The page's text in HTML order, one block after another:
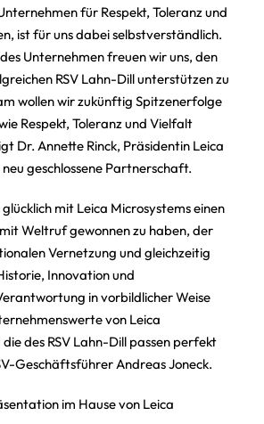
für Respekt, Toleranz und
ist für uns dabei selbstverständlich.
Unternehmen freuen wir uns, den
RSV Lahn-Dill unterstützen zu
wollen wir zukünftig Spitzenerfolge
Respekt, Toleranz und Vielfalt
Dr. Annette Rinck, Präsidentin Leica
geschlossene Partnerschaft.
mit Leica Microsystems einen
Weltruf gewonnen zu haben, der
Vernetzung und gleichzeitig
Innovation und
in vorbildlicher Weise
von Leica
des RSV Lahn-Dill passen perfekt
Geschäftsführer Andreas Joneck.
im Hause von Leica